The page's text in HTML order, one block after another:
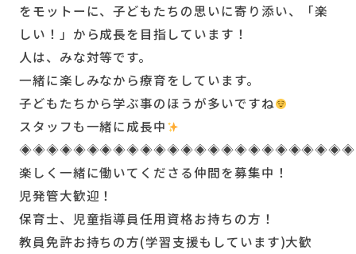
をモットーに、子どもたちの思いに寄り添い、「楽
しい！」から成長を目指しています！
人は、みな対等です。
一緒に楽しみなから療育をしています。
子どもたちから学ぶ事のほうが多いですね
スタッフも一緒に成長中
◈◈◈◈◈◈◈◈◈◈◈◈◈◈◈◈◈◈◈◈◈◈◈◈◈
楽しく一緒に働いてくださる仲間を募集中！
児発管大歓迎！
保育士、児童指導員任用資格お持ちの方！
教員免許お持ちの方(学習支援もしています)大歓